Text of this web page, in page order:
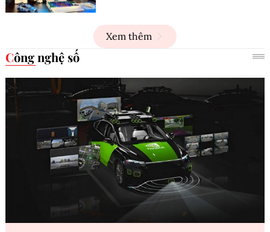
Xem thêm
Công nghệ số